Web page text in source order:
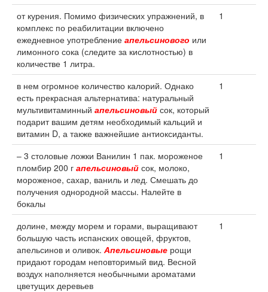
от курения. Помимо физических упражнений, в
комплекс по реабилитации включено
ежедневное употребление апельсинового или
лимонного сока (следите за кислотностью) в
количестве 1 литра.
1
в нем огромное количество калорий. Однако
есть прекрасная альтернатива: натуральный
мультивитаминный апельсиновый сок, который
подарит вашим детям необходимый кальций и
витамин D, а также важнейшие антиоксиданты.
1
– 3 столовые ложки Ванилин 1 пак. мороженое
пломбир 200 г апельсиновый сок, молоко,
мороженое, сахар, ваниль и лед. Смешать до
получения однородной массы. Налейте в
бокалы
1
долине, между морем и горами, выращивают
большую часть испанских овощей, фруктов,
апельсинов и оливок. Апельсиновые рощи
придают городам неповторимый вид. Весной
воздух наполняется необычными ароматами
цветущих деревьев
1